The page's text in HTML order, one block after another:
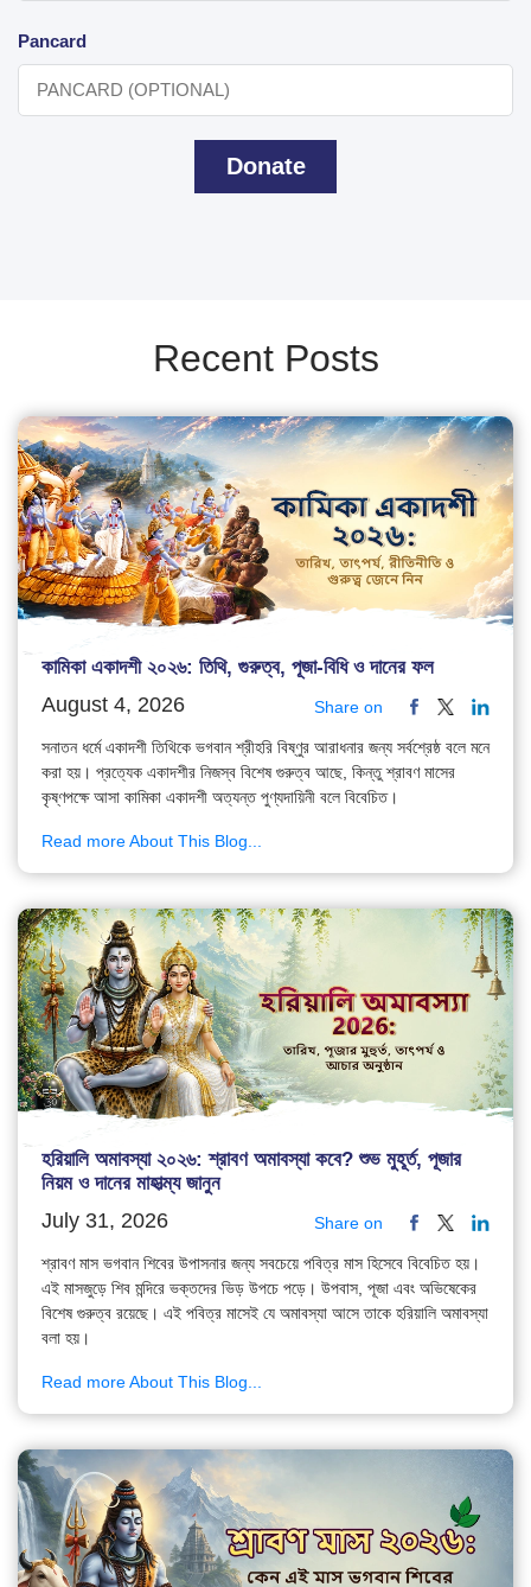
Pancard
Donate
Recent Posts
কামিকা একাদশী ২০২৬: তিথি, গুরুত্ব, পূজা-বিধি ও দানের ফল
August 4, 2026 Share on
সনাতন ধর্মে একাদশী তিথিকে ভগবান শ্রীহরি বিষ্ণুর আরাধনার জন্য সর্বশ্রেষ্ঠ বলে মনে
করা হয়। প্রত্যেক একাদশীর নিজস্ব বিশেষ গুরুত্ব আছে, কিন্তু শ্রাবণ মাসের
কৃষ্ণপক্ষে আসা কামিকা একাদশী অত্যন্ত পুণ্যদায়িনী বলে বিবেচিত।
Read more About This Blog...
হরিয়ালি অমাবস্যা ২০২৬: শ্রাবণ অমাবস্যা কবে? শুভ মুহূর্ত, পূজার
নিয়ম ও দানের মাহাত্ম্য জানুন
July 31, 2026 Share on
শ্রাবণ মাস ভগবান শিবের উপাসনার জন্য সবচেয়ে পবিত্র মাস হিসেবে বিবেচিত হয়।
এই মাসজুড়ে শিব মন্দিরে ভক্তদের ভিড় উপচে পড়ে। উপবাস, পূজা এবং অভিষেকের
বিশেষ গুরুত্ব রয়েছে। এই পবিত্র মাসেই যে অমাবস্যা আসে তাকে হরিয়ালি অমাবস্যা
বলা হয়।
Read more About This Blog...